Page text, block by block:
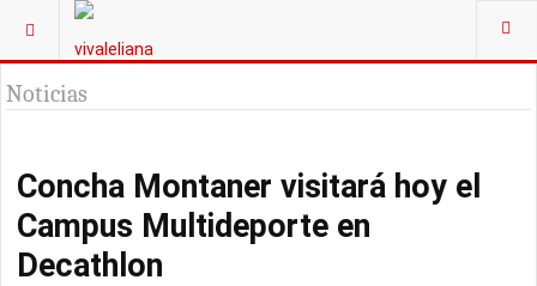
Noticias
Concha Montaner visitará hoy el
Campus Multideporte en
Decathlon